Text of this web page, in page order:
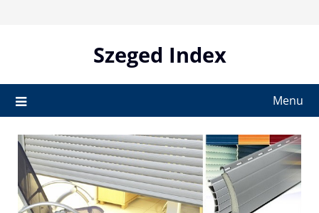
Szeged Index
Menu